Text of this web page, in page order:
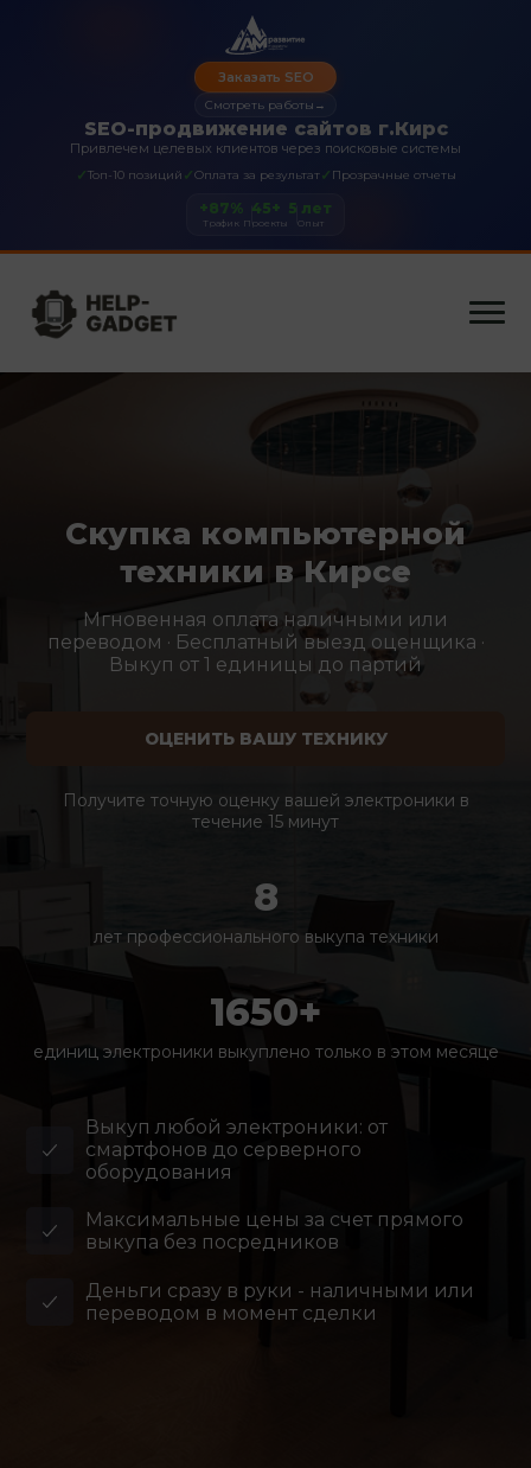
SEO-продвижение сайтов г.Кирс
Привлечем целевых клиентов через поисковые системы
✓Топ-10 позиций ✓Оплата за результат✓ Прозрачные отчеты
Заказать SEO
Смотреть работы →
+87%
Трафик
45+
Проекты
5 лет
Опыт
Скупка компьютерной
техники в Кирсе
Мгновенная оплата наличными или
переводом · Бесплатный выезд оценщика ·
Выкуп от 1 единицы до партий
ОЦЕНИТЬ ВАШУ ТЕХНИКУ
Получите точную оценку вашей электроники в
течение 15 минут
8
лет профессионального выкупа техники
1650+
единиц электроники выкуплено только в этом месяце
Выкуп любой электроники: от
смартфонов до серверного
оборудования
Максимальные цены за счет прямого
выкупа без посредников
Деньги сразу в руки - наличными или
переводом в момент сделки